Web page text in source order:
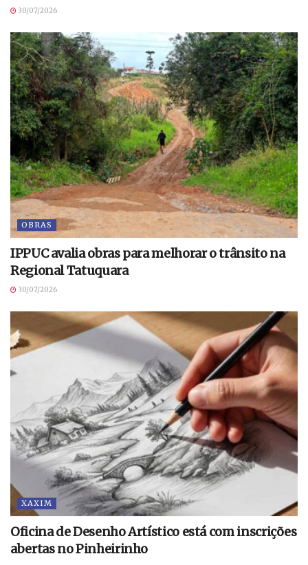
30/07/2026
OBRAS
IPPUC avalia obras para melhorar o trânsito na
Regional Tatuquara
30/07/2026
XAXIM
Oficina de Desenho Artístico está com inscrições
abertas no Pinheirinho